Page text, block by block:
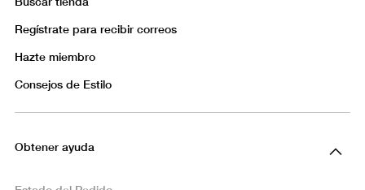
Regístrate para recibir correos
Hazte miembro
Consejos de Estilo
Obtener ayuda